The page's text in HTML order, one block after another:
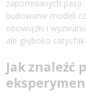
zapomnianych
budowanie modeli
obowiązki i
ale głęboko
Jak znaleźć